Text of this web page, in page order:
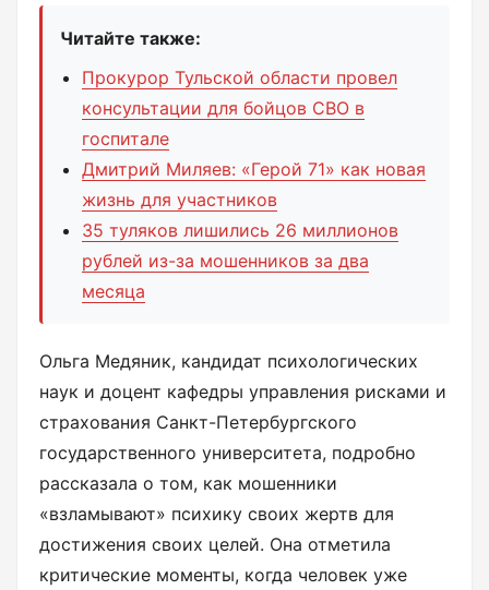
Читайте также:
Прокурор Тульской области провел
консультации для бойцов СВО в
госпитале
Дмитрий Миляев: «Герой 71» как новая
жизнь для участников
35 туляков лишились 26 миллионов
рублей из-за мошенников за два
месяца
Ольга Медяник, кандидат психологических
наук и доцент кафедры управления рисками и
страхования Санкт-Петербургского
государственного университета, подробно
рассказала о том, как мошенники
«взламывают» психику своих жертв для
достижения своих целей. Она отметила
критические моменты, когда человек уже